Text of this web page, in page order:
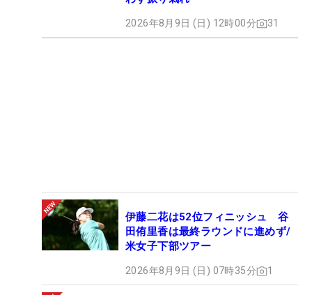
2026年8月9日 (日) 12時00分 31
伊藤二花は52位フィニッシュ 谷
田侑里香は最終ラウンドに進めず/
米女子下部ツアー
2026年8月9日 (日) 07時35分 1